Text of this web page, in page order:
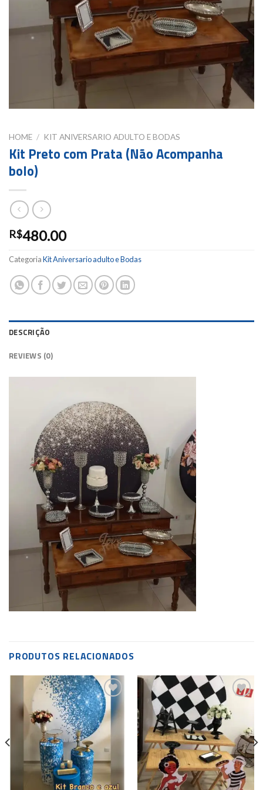
HOME / KIT ANIVERSARIO ADULTO E BODAS
Kit Preto com Prata (Não Acompanha
bolo)
R$480.00
CategoriaKit Aniversario adulto e Bodas
DESCRIÇÃO
REVIEWS (0)
PRODUTOS RELACIONADOS
Add to
wishlist
wishlist